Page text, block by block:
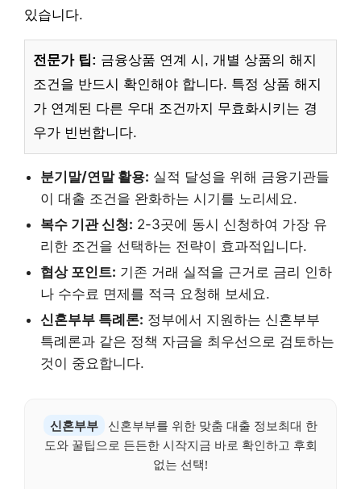
있습니다.
전문가 팁: 금융상품 연계 시, 개별 상품의 해지
조건을 반드시 확인해야 합니다. 특정 상품 해지
가 연계된 다른 우대 조건까지 무효화시키는 경
우가 빈번합니다.
분기말/연말 활용: 실적 달성을 위해 금융기관들
이 대출 조건을 완화하는 시기를 노리세요.
복수 기관 신청: 2-3곳에 동시 신청하여 가장 유
리한 조건을 선택하는 전략이 효과적입니다.
협상 포인트: 기존 거래 실적을 근거로 금리 인하
나 수수료 면제를 적극 요청해 보세요.
신혼부부 특례론: 정부에서 지원하는 신혼부부
특례론과 같은 정책 자금을 최우선으로 검토하는
것이 중요합니다.
신혼부부
신혼부부를 위한 맞춤 대출 정보최대 한
도와 꿀팁으로 든든한 시작지금 바로 확인하고 후회
없는 선택!